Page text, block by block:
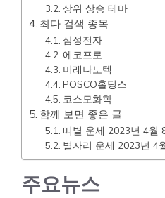
상위 상승 테마
최다 검색 종목
삼성전자
에코프로
미래나노텍
POSCO홀딩스
코스모화학
함께 보면 좋은 글
띠별 운세 2023년 4월
별자리 운세 2023년 4
주요뉴스